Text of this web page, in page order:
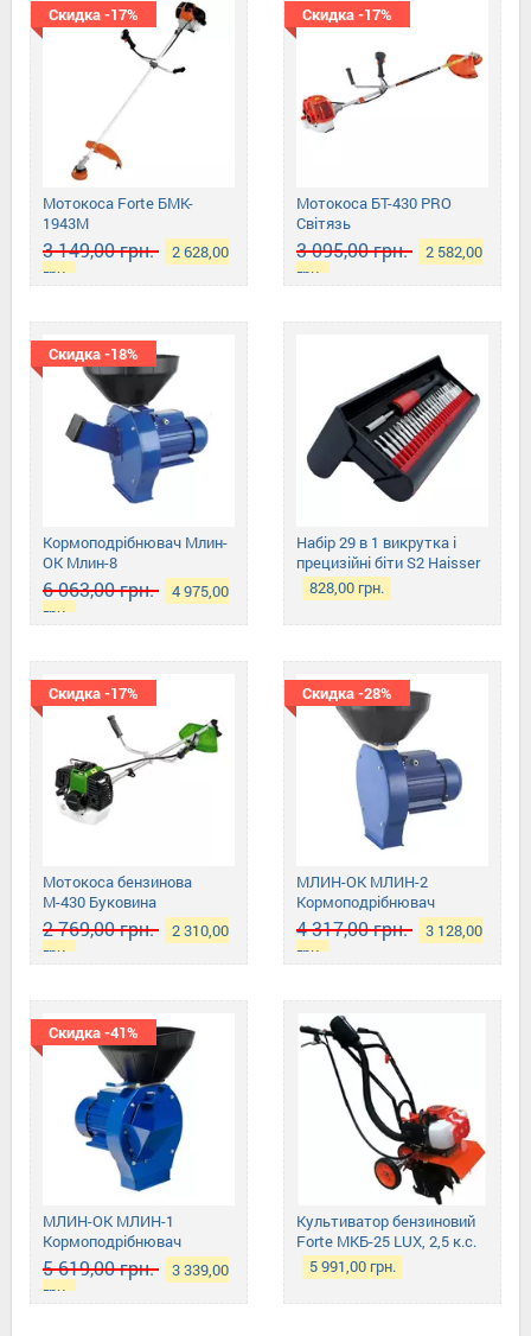
Скидка -17%
Мотокоса Forte БMK-
1943М
3 149,00 грн.
2 628,00
грн.
Скидка -17%
Мотокоса БТ-430 PRO
Світязь
3 095,00 грн.
2 582,00
грн.
Скидка -18%
Кормоподрібнювач Млин-
ОК Млин-8
6 063,00 грн.
4 975,00
грн.
Набір 29 в 1 викрутка і
прецизійні біти S2 Haisser
49200
828,00 грн.
Скидка -17%
Мотокоса бензинова
М-430 Буковина
2 769,00 грн.
2 310,00
грн.
Скидка -28%
МЛИН-ОК МЛИН-2
Кормоподрібнювач
4 317,00 грн.
3 128,00
грн.
Скидка -41%
МЛИН-ОК МЛИН-1
Кормоподрібнювач
5 619,00 грн.
3 339,00
грн.
Культиватор бензиновий
Forte МКБ-25 LUX, 2,5 к.с.
(червоний)
5 991,00 грн.